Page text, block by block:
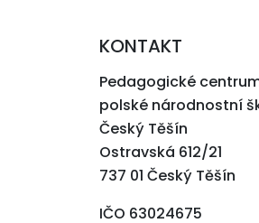
KONTAKT
Pedagogické
polské národnostní
Český Těšín
Ostravská 612/21
737 01 Český Těšín
IČO 63024675